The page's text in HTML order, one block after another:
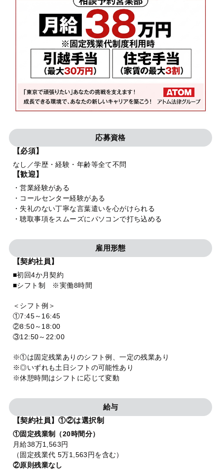
応募資格
【必須】
なし／学歴・経験・年齢等全て不問
【歓迎】
・営業経験がある
・コールセンター経験がある
・失礼のない丁寧な言葉遣いを心がけられる
・聴取事項をスムーズにパソコンで打ち込める
雇用形態
【契約社員】
■初回4か月契約
■シフト制 ※実働8時間
＜シフト例＞
①7:45～16:45
②8:50～18:00
③12:50～22:00
※①は固定残業ありのシフト例、一定の残業あり
※◎いずれも土日シフトの可能性あり
※休憩時間はシフトに応じて変動
給与
【契約社員】①②は選択制
①固定残業制（20時間分）
月給38万1,563円
（固定残業代 5万1,563円を含む）
②原則残業なし